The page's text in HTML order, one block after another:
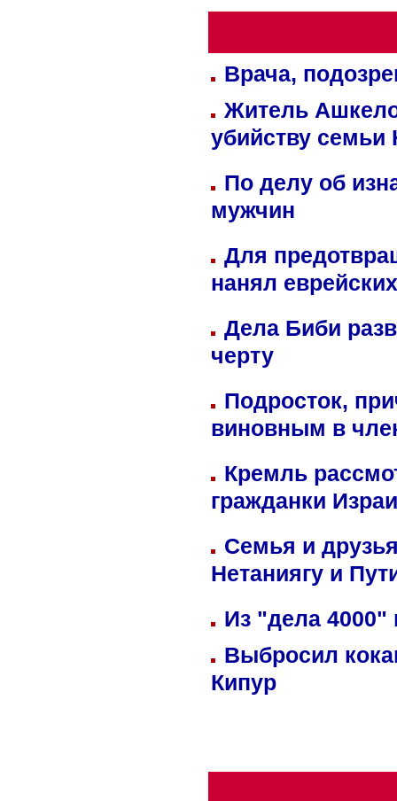
Врача,
Житель
убийству семьи
По делу об
мужчин
Для
нанял
Дела Биби
черту
Подросток,
виновным в
Кремль
гражданки
Семья и
Нетаниягу и
Из "дела 4000"
Выбросил
Кипур